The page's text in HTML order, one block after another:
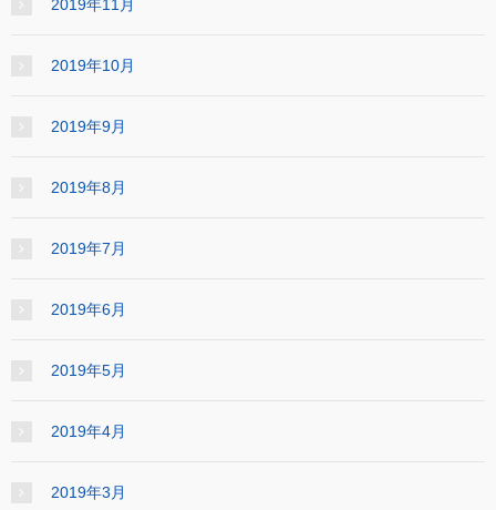
2019年11月
2019年10月
2019年9月
2019年8月
2019年7月
2019年6月
2019年5月
2019年4月
2019年3月